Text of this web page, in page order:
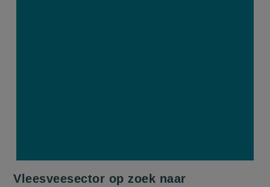
Vleesveesector op zoek naar